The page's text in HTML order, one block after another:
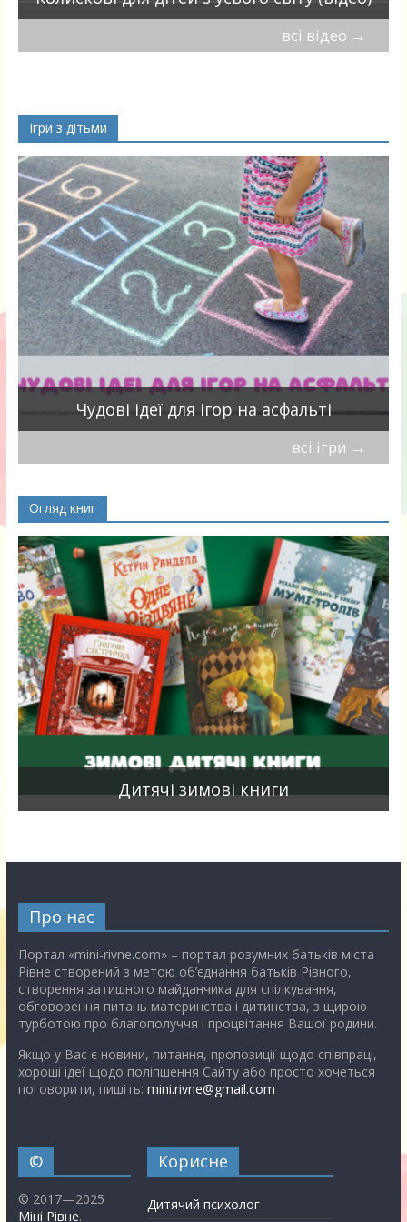
всі відео →
Ігри з дітьми
Чудові ідеї для ігор на асфальті
всі ігри →
Огляд книг
Дитячі зимові книги
Про нас
Портал «mini-rivne.com» – портал розумних батьків міста
Рівне створений з метою об’єднання батьків Рівного,
створення затишного майданчика для спілкування,
обговорення питань материнства і дитинства, з щирою
турботою про благополуччя і процвітання Вашої родини.
Якщо у Вас є новини, питання, пропозиції щодо співпраці,
хороші ідеї щодо поліпшення Сайту або просто хочеться
поговорити, пишіть: mini.rivne@gmail.com
©
© 2017—2025
Міні Рівне.
Корисне
Дитячий психолог